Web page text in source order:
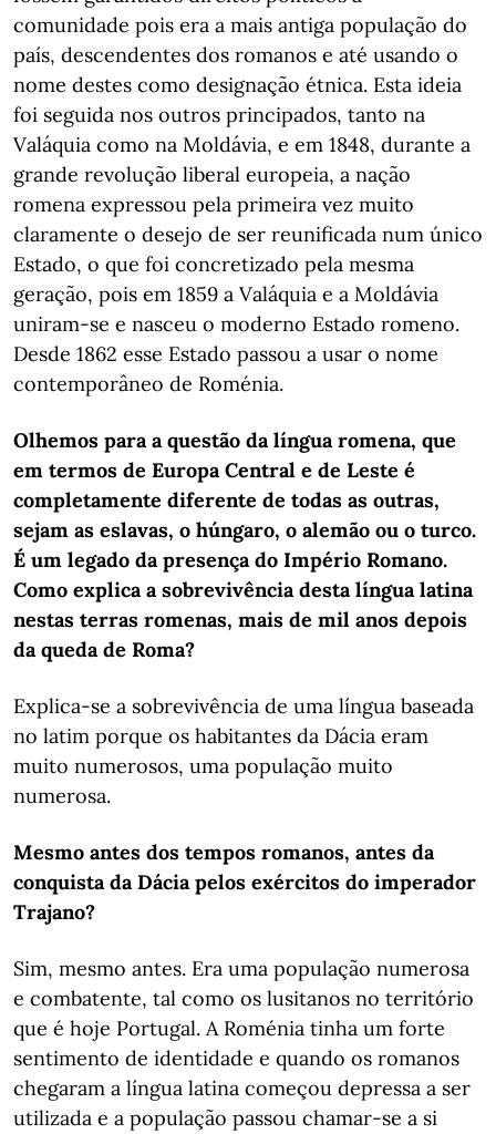
comunidade pois era a mais antiga população do
país, descendentes dos romanos e até usando o
nome destes como designação étnica. Esta ideia
foi seguida nos outros principados, tanto na
Valáquia como na Moldávia, e em 1848, durante a
grande revolução liberal europeia, a nação
romena expressou pela primeira vez muito
claramente o desejo de ser reunificada num único
Estado, o que foi concretizado pela mesma
geração, pois em 1859 a Valáquia e a Moldávia
uniram-se e nasceu o moderno Estado romeno.
Desde 1862 esse Estado passou a usar o nome
contemporâneo de Roménia.
Olhemos para a questão da língua romena, que
em termos de Europa Central e de Leste é
completamente diferente de todas as outras,
sejam as eslavas, o húngaro, o alemão ou o turco.
É um legado da presença do Império Romano.
Como explica a sobrevivência desta língua latina
nestas terras romenas, mais de mil anos depois
da queda de Roma?
Explica-se a sobrevivência de uma língua baseada
no latim porque os habitantes da Dácia eram
muito numerosos, uma população muito
numerosa.
Mesmo antes dos tempos romanos, antes da
conquista da Dácia pelos exércitos do imperador
Trajano?
Sim, mesmo antes. Era uma população numerosa
e combatente, tal como os lusitanos no território
que é hoje Portugal. A Roménia tinha um forte
sentimento de identidade e quando os romanos
chegaram a língua latina começou depressa a ser
utilizada e a população passou chamar-se a si